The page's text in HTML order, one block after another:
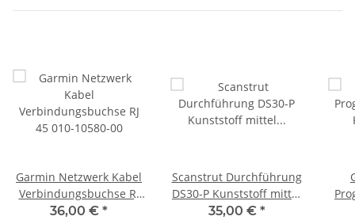
Garmin Netzwerk Kabel
Verbindungsbuchse RJ
45 010-10580-00
36,00 € *
Scanstrut Durchführung
DS30-P Kunststoff mittel
für 9-14 mm Kabel
35,00 € *